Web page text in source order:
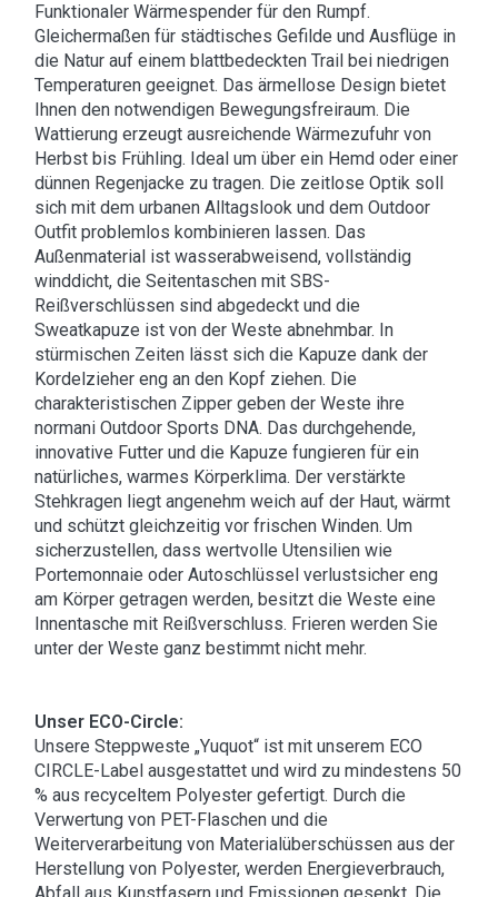
Funktionaler Wärmespender für den Rumpf.
Gleichermaßen für städtisches Gefilde und Ausflüge in
die Natur auf einem blattbedeckten Trail bei niedrigen
Temperaturen geeignet. Das ärmellose Design bietet
Ihnen den notwendigen Bewegungsfreiraum. Die
Wattierung erzeugt ausreichende Wärmezufuhr von
Herbst bis Frühling. Ideal um über ein Hemd oder einer
dünnen Regenjacke zu tragen. Die zeitlose Optik soll
sich mit dem urbanen Alltagslook und dem Outdoor
Outfit problemlos kombinieren lassen. Das
Außenmaterial ist wasserabweisend, vollständig
winddicht, die Seitentaschen mit SBS-
Reißverschlüssen sind abgedeckt und die
Sweatkapuze ist von der Weste abnehmbar. In
stürmischen Zeiten lässt sich die Kapuze dank der
Kordelzieher eng an den Kopf ziehen. Die
charakteristischen Zipper geben der Weste ihre
normani Outdoor Sports DNA. Das durchgehende,
innovative Futter und die Kapuze fungieren für ein
natürliches, warmes Körperklima. Der verstärkte
Stehkragen liegt angenehm weich auf der Haut, wärmt
und schützt gleichzeitig vor frischen Winden. Um
sicherzustellen, dass wertvolle Utensilien wie
Portemonnaie oder Autoschlüssel verlustsicher eng
am Körper getragen werden, besitzt die Weste eine
Innentasche mit Reißverschluss. Frieren werden Sie
unter der Weste ganz bestimmt nicht mehr.
Unser ECO-Circle:
Unsere Steppweste „Yuquot“ ist mit unserem ECO
CIRCLE-Label ausgestattet und wird zu mindestens 50
% aus recyceltem Polyester gefertigt. Durch die
Verwertung von PET-Flaschen und die
Weiterverarbeitung von Materialüberschüssen aus der
Herstellung von Polyester, werden Energieverbrauch,